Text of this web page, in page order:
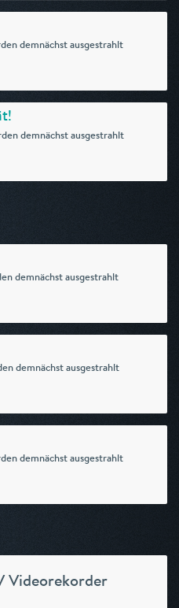
demnächst ausgestrahlt
demnächst ausgestrahlt
demnächst ausgestrahlt
demnächst ausgestrahlt
demnächst ausgestrahlt
Videorekorder